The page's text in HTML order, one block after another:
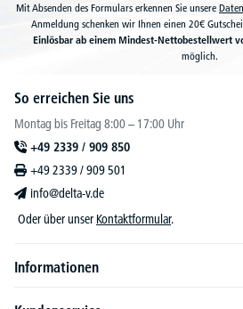
Mit Absenden des Formulars erkennen Sie unsere
Anmeldung schenken wir Ihnen einen 20€
Einlösbar ab einem Mindest-Nettobestellwert
möglich.
So erreichen Sie uns
Montag bis Freitag 8:00 – 17:00 Uhr
+49 2339 / 909 850
+49 2339 / 909 501
info@delta-v.de
Oder über unser Kontaktformular.
Informationen